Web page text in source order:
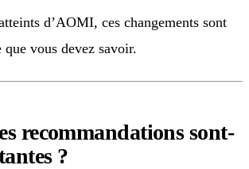
d’AOMI, ces changements sont
vous devez savoir.
recommandations sont-
?